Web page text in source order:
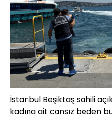
İstanbul Beşiktaş sahili
kadına ait cansız beden